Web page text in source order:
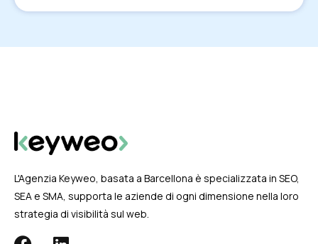
L'Agenzia Keyweo, basata a Barcellona è specializzata in SEO,
SEA e SMA, supporta le aziende di ogni dimensione nella loro
strategia di visibilità sul web.